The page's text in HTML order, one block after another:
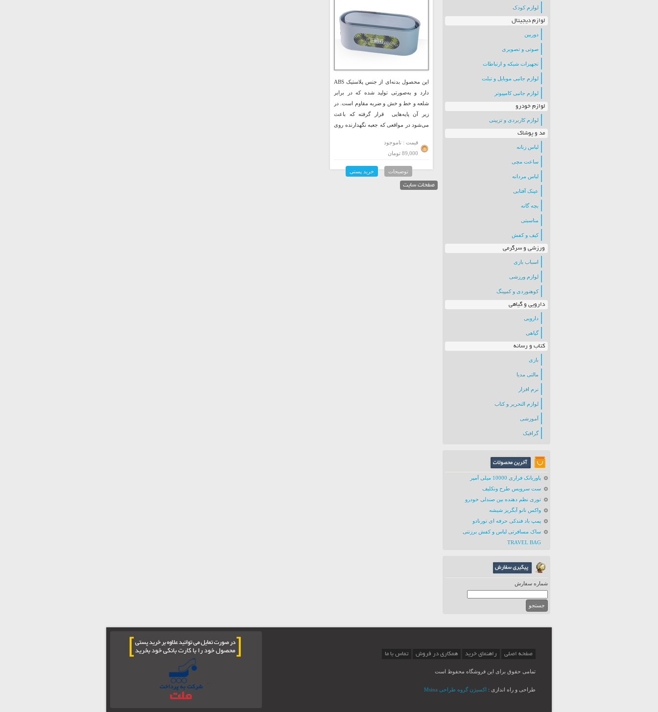
لوازم کودک
لوازم دیجیتال
دوربین
صوتی و تصویری
تجهیزات شبکه و ارتباطات
لوازم جانبی موبایل و تبلت
لوازم جانبی کامپیوتر
لوازم خودرو
لوازم کاربردی و تزیینی
مد و پوشاک
لباس زنانه
ساعت مچی
لباس مردانه
عینک آفتابی
بچه گانه
مناسبتی
کیف و کفش
ورزشی و سرگرمی
اسباب بازی
لوازم ورزشی
کوهنوردی و کمپینگ
دارویی و گیاهی
دارویی
گیاهی
کتاب و رسانه
بازی
مالتی مدیا
نرم افزار
لوازم التحریر و کتاب
آموزشی
گرافیک
پاوربانک فراری 10000 میلی آمپر
ست سرویس طرح ونکلیف
توری نظم دهنده بین صندلی خودرو
واکس نانو آبگریز شیشه
پمپ باد فندکی حرفه ای تورنادو
ساک مسافرتی لباس و کفش برزنتی
TRAVEL BAG
شماره سفارش
این محصول بدنه‌ای از جنس پلاستیک ABS
دارد و به‌صورتی تولید شده که در برابر
شلعه و خط و خش و ضربه مقاوم است. در
زیر آن پایه‌هایی قرار گرفته که باعث
می‌شود در مواقعی که جعبه نگهدارنده روی
قیمت : ناموجود
89,000 تومان
توضیحات خرید پستی
صفحات سایت
صفحه اصلی راهنمای خرید همکاری در فروش تماس با ما
تمامی حقوق برای این فروشگاه محفوظ است
طراحی و راه اندازی : اکسیژن گروه طراحی Msina